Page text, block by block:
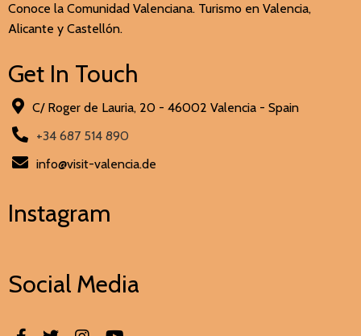
Conoce la Comunidad Valenciana. Turismo en Valencia,
Alicante y Castellón.
Get In Touch
C/ Roger de Lauria, 20 - 46002 Valencia - Spain
+34 687 514 890
info@visit-valencia.de
Instagram
Social Media